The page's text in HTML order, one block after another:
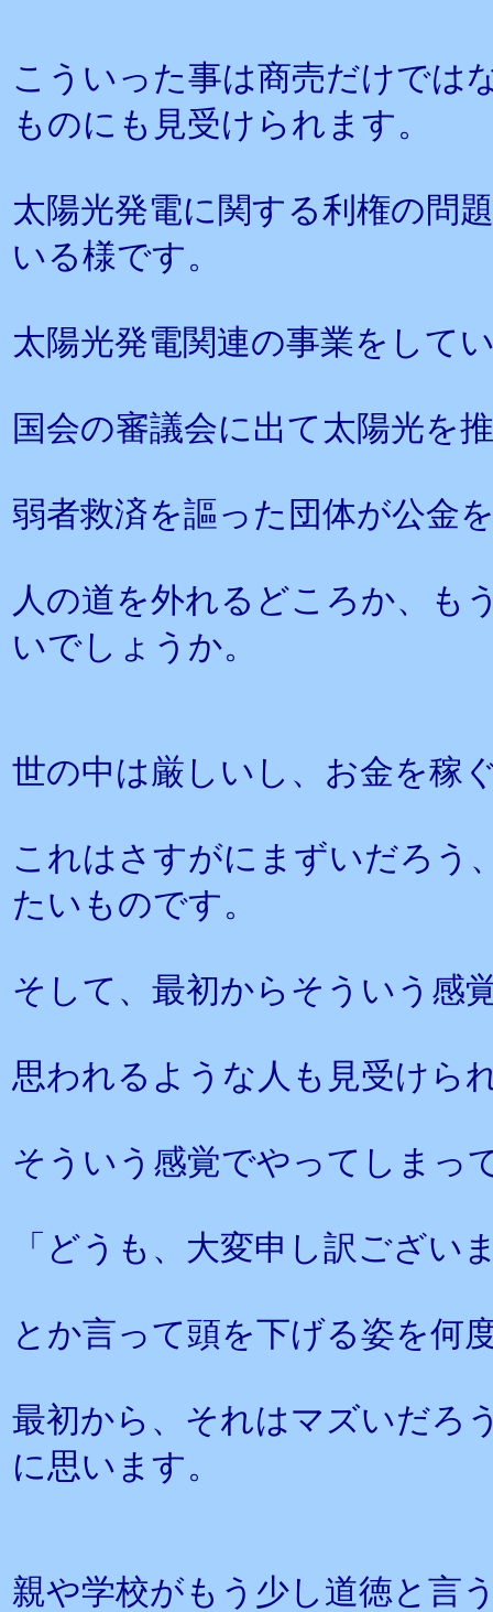
こういった事は商売だけでは
ものにも見受けられます。
太陽光発電に関する利権の問
いる様です。
太陽光発電関連の事業をして
国会の審議会に出て太陽光を
弱者救済を謳った団体が公金
人の道を外れるどころか、も
いでしょうか。
世の中は厳しいし、お金を稼
これはさすがにまずいだろう
たいものです。
そして、最初からそういう感
思われるような人も見受けら
そういう感覚でやってしまっ
「どうも、大変申し訳ござい
とか言って頭を下げる姿を何
最初から、それはマズいだろ
に思います。
親や学校がもう少し道徳と言